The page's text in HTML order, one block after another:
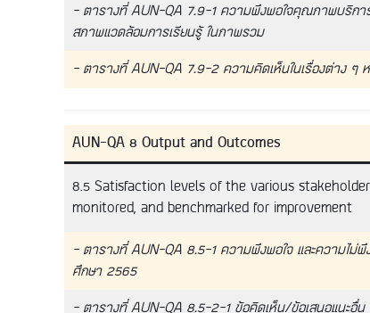
– ตารางที่ AUN-QA 7.9-1 ความพึงพอใจคุณภาพบริกา
สภาพแวดล้อมการเรียนรู้ ในภาพรวม
– ตารางที่ AUN-QA 7.9-2 ความคิดเห็นในเรื่องต่าง
AUN-QA 8 Output and Outcomes
8.5 Satisfaction levels of the various
monitored, and benchmarked for improvement
– ตารางที่ AUN-QA 8.5-1 ความพึงพอใจ และความไม่
ศึกษา 2565
– ตารางที่ AUN-QA 8.5-2-1 ข้อคิดเห็น/ข้อเสนอแนะอื่